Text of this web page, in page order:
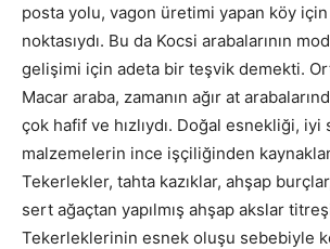
posta yolu, vagon üretimi yapan köy için
noktasıydı. Bu da Kocsi arabalarının
gelişimi için adeta bir teşvik demekti.
Macar araba, zamanın ağır at
çok hafif ve hızlıydı. Doğal esnekliği,
malzemelerin ince işçiliğinden
Tekerlekler, tahta kazıklar, ahşap
sert ağaçtan yapılmış ahşap akslar
Tekerleklerinin esnek oluşu sebebiyle